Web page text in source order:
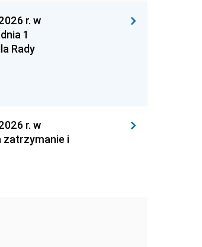
r. w
1
Rady
r. w
zatrzymanie i